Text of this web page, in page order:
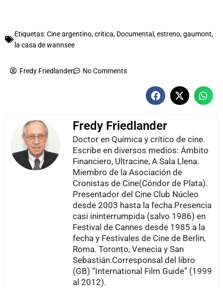
Etiquetas:Cine argentino,crítica, Documental ,estreno,gaumont,
la casa de wannsee
Fredy Friedlander No Comments
Fredy Friedlander
Doctor en Química y crítico de cine.
Escribe en diversos medios: Ámbito
Financiero, Ultracine, A Sala Llena.
Miembro de la Asociación de
Cronistas de Cine(Cóndor de Plata).
Presentador del Cine Club Núcleo
desde 2003 hasta la fecha.Presencia
casi ininterrumpida (salvo 1986) en
Festival de Cannes desde 1985 a la
fecha y Festivales de Cine de Berlin,
Roma. Toronto, Venecia y San
Sebastián.Corresponsal del libro
(GB) “International Film Guide” (1999
al 2012).